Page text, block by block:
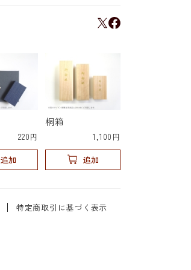
220円
追加
桐箱
1,100円
追加
特定商取引に基づく表示